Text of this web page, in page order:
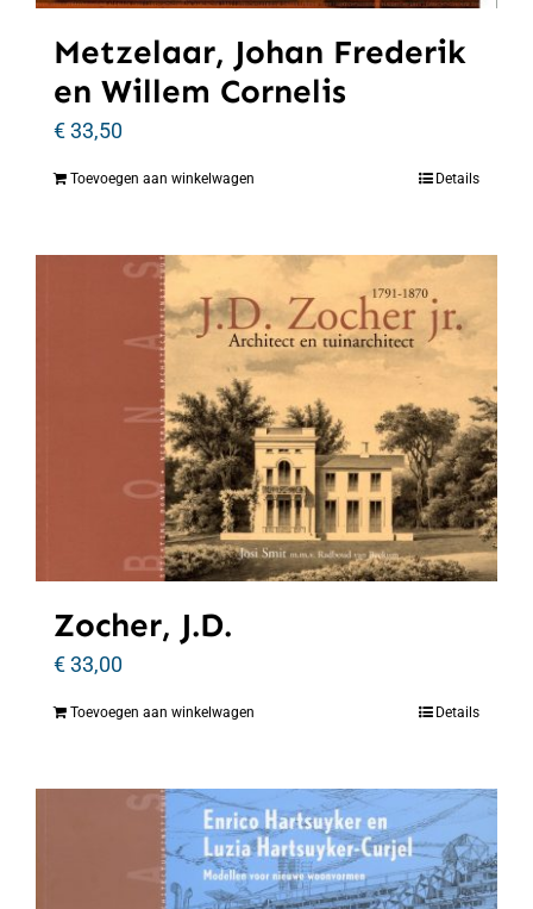
Metzelaar, Johan Frederik
en Willem Cornelis
€33,50
Toevoegen aan winkelwagen Details
Zocher, J.D.
€33,00
Toevoegen aan winkelwagen Details